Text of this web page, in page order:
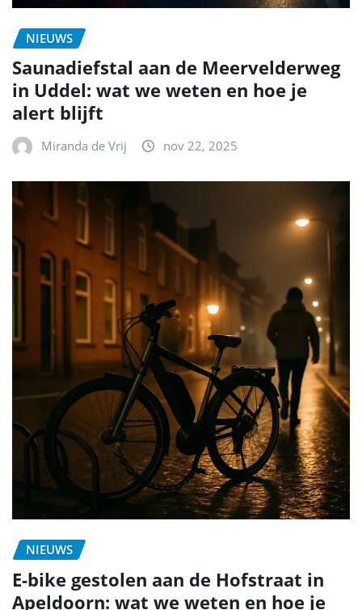
NIEUWS
Saunadiefstal aan de Meervelderweg
in Uddel: wat we weten en hoe je
alert blijft
Miranda de Vrij nov 22, 2025
NIEUWS
E-bike gestolen aan de Hofstraat in
Apeldoorn: wat we weten en hoe je